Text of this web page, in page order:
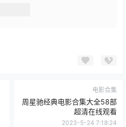
电影合集
周星驰经典电影合集大全58部
超清在线观看
2023-5-24 7:18:24